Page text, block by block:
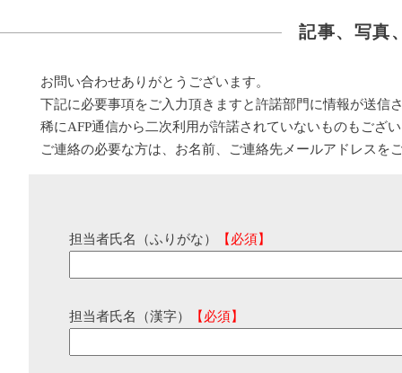
記事、写真
お問い合わせありがとうございます。
下記に必要事項をご入力頂きますと許諾部門に情報が送信
稀にAFP通信から二次利用が許諾されていないものもござ
ご連絡の必要な方は、お名前、ご連絡先メールアドレスを
担当者氏名（ふりがな） 【必須】
担当者氏名（漢字） 【必須】